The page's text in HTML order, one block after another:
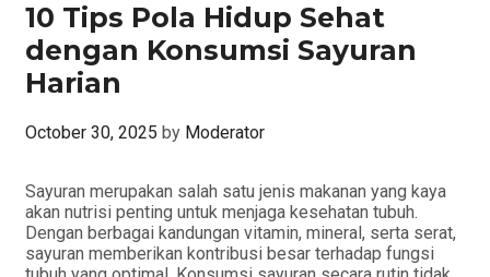
10 Tips Pola Hidup Sehat
dengan Konsumsi Sayuran
Harian
October 30, 2025 by Moderator
Sayuran merupakan salah satu jenis makanan yang kaya
akan nutrisi penting untuk menjaga kesehatan tubuh.
Dengan berbagai kandungan vitamin, mineral, serta serat,
sayuran memberikan kontribusi besar terhadap fungsi